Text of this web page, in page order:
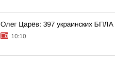
Олег Царёв: 397 украинских
10:10